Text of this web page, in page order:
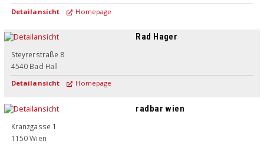
Detailansicht Homepage
Rad Hager
Steyrerstraße 8
4540 Bad Hall
Detailansicht Homepage
radbar wien
Kranzgasse 1
1150 Wien